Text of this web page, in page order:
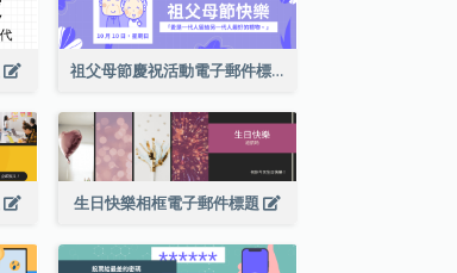
祖父母節慶祝活動電子郵件標題
生日快樂相框電子郵件標題